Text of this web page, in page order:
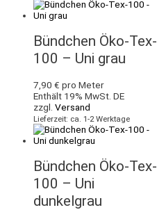
Bündchen Öko-Tex-
100 – Uni grau
7,90 € pro Meter
Enthält 19% MwSt. DE
zzgl. Versand
Lieferzeit: ca. 1-2 Werktage
Bündchen Öko-Tex-
100 – Uni
dunkelgrau